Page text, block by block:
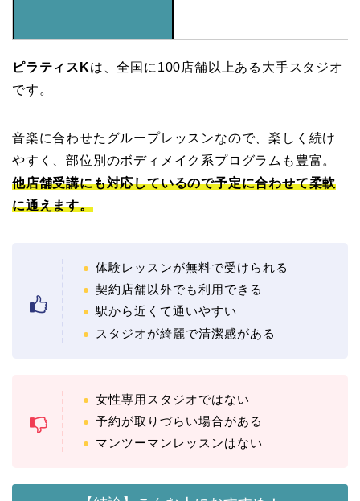
ピラティスKは、全国に100店舗以上ある大手スタジオ
です。
音楽に合わせたグループレッスンなので、楽しく続け
やすく、部位別のボディメイク系プログラムも豊富。
他店舗受講にも対応しているので予定に合わせて柔軟
に通えます。
体験レッスンが無料で受けられる
契約店舗以外でも利用できる
駅から近くて通いやすい
スタジオが綺麗で清潔感がある
女性専用スタジオではない
予約が取りづらい場合がある
マンツーマンレッスンはない